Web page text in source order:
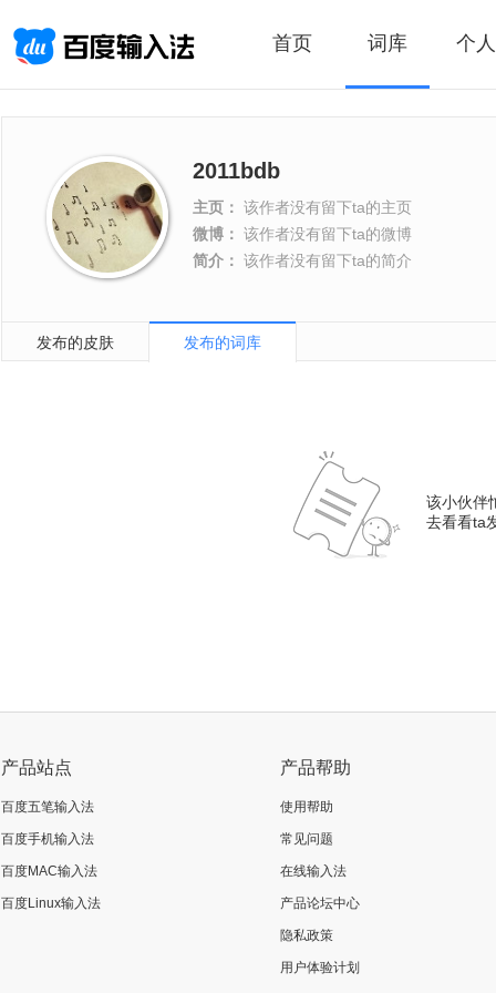
首页 词库 个
2011bdb
主页： 该作者没有留下ta的主页
微博： 该作者没有留下ta的微博
简介： 该作者没有留下ta的简介
发布的皮肤 发布的词库
该小伙伴
去看看ta
产品站点
百度五笔输入法
百度手机输入法
百度MAC输入法
百度Linux输入法
产品帮助
使用帮助
常见问题
在线输入法
产品论坛中心
隐私政策
用户体验计划